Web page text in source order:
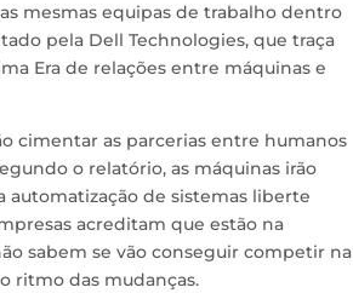
mesmas equipas de trabalho dentro
pela Dell Technologies, que traça
Era de relações entre máquinas e
cimentar as parcerias entre humanos
o relatório, as máquinas irão
automatização de sistemas liberte
acreditam que estão na
sabem se vão conseguir competir na
ritmo das mudanças.